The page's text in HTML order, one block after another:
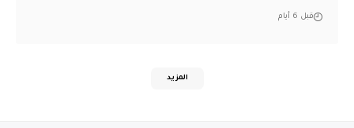
قبل 6 أيام
المزيد